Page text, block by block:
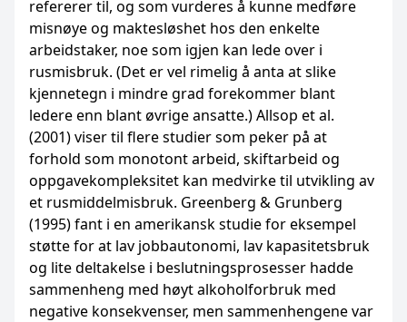
refererer til, og som vurderes å kunne medføre
misnøye og maktesløshet hos den enkelte
arbeidstaker, noe som igjen kan lede over i
rusmisbruk. (Det er vel rimelig å anta at slike
kjennetegn i mindre grad forekommer blant
ledere enn blant øvrige ansatte.) Allsop et al.
(2001) viser til flere studier som peker på at
forhold som monotont arbeid, skiftarbeid og
oppgavekompleksitet kan medvirke til utvikling av
et rusmiddelmisbruk. Greenberg & Grunberg
(1995) fant i en amerikansk studie for eksempel
støtte for at lav jobbautonomi, lav kapasitetsbruk
og lite del­takelse i beslutningsprosesser hadde
sammenheng med høyt alkoholforbruk med
negative konsekvenser, men sammenhengene var